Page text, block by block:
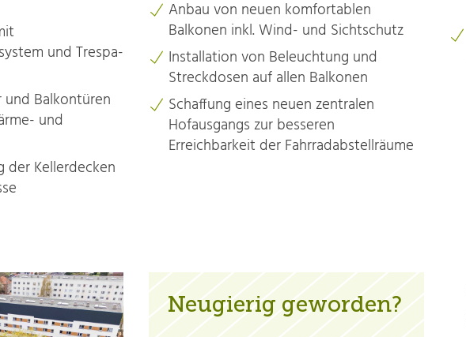
und Trespa-
und Balkontüren
und
der Kellerdecken
Anbau von neuen komfortablen
Balkonen inkl. Wind- und Sichtschutz
Installation von Beleuchtung und
Streckdosen auf allen Balkonen
Schaffung eines neuen zentralen
Hofausgangs zur besseren
Erreichbarkeit der Fahrradabstellräume
Neugierig geworden?